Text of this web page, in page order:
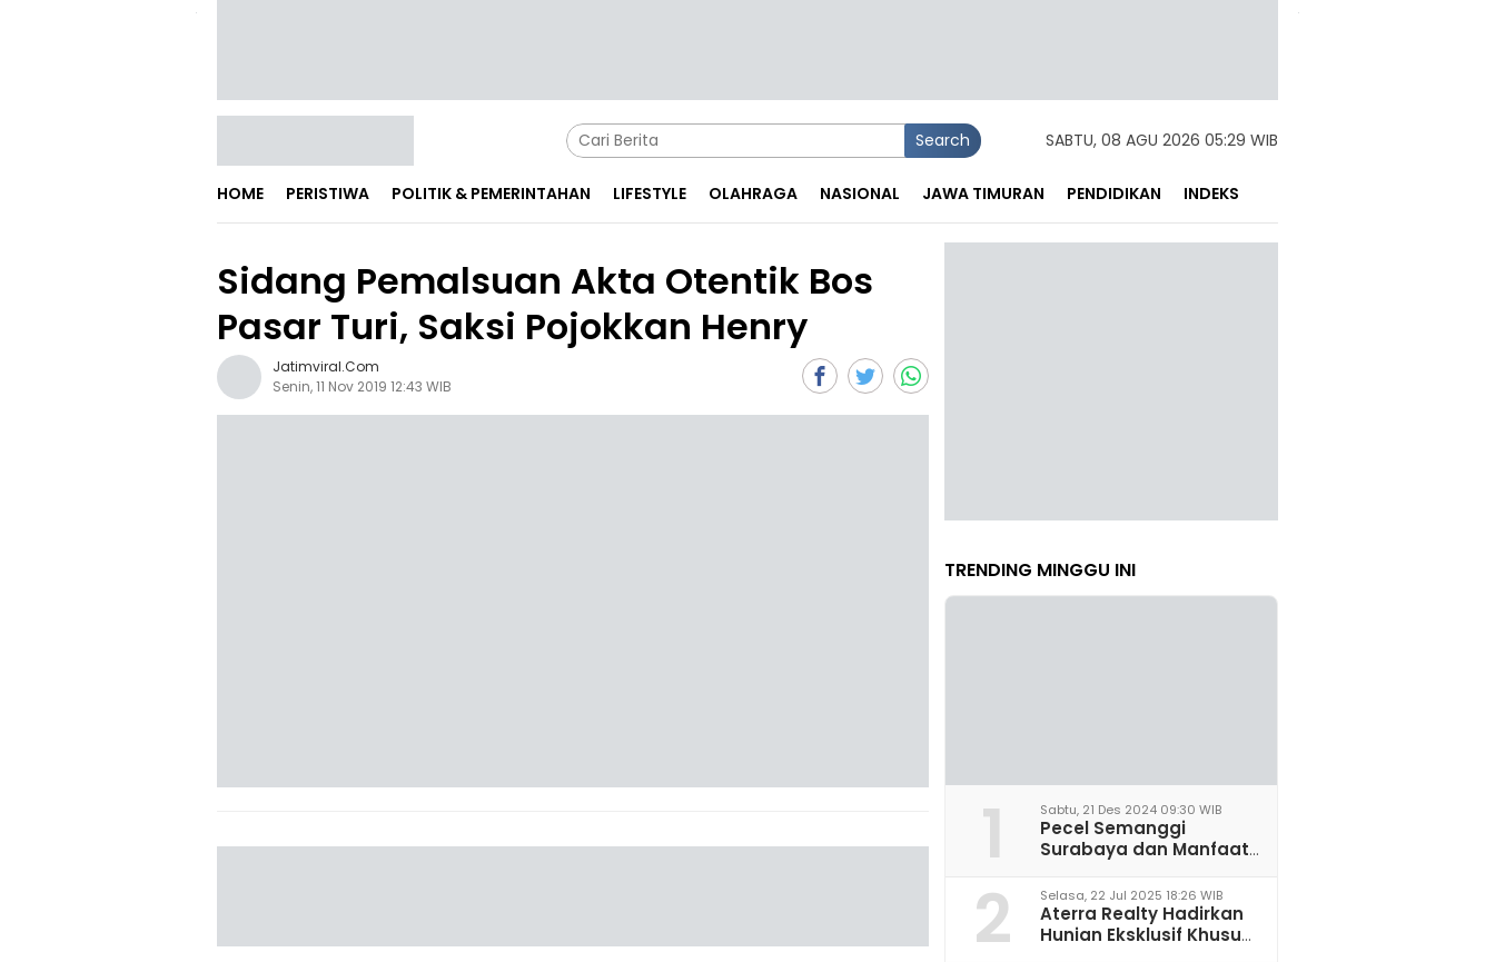
Search SABTU, 08 AGU 2026 05:29 WIB
HOME PERISTIWA POLITIK & PEMERINTAHAN LIFESTYLE OLAHRAGA NASIONAL JAWA TIMURAN PENDIDIKAN INDEKS
Sidang Pemalsuan Akta Otentik Bos
Pasar Turi, Saksi Pojokkan Henry
Jatimviral.com
Senin, 11 Nov 2019 12:43 WIB
TRENDING MINGGU INI
1 Sabtu, 21 Des 2024 09:30 WIB
Pecel Semanggi
Surabaya dan Manfaat
Saraf
2 Selasa, 22 Jul 2025 18:26 WIB
Aterra Realty Hadirkan
Hunian Eksklusif Khusus